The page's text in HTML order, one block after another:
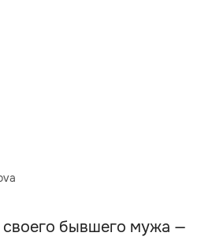
бывшего мужа —